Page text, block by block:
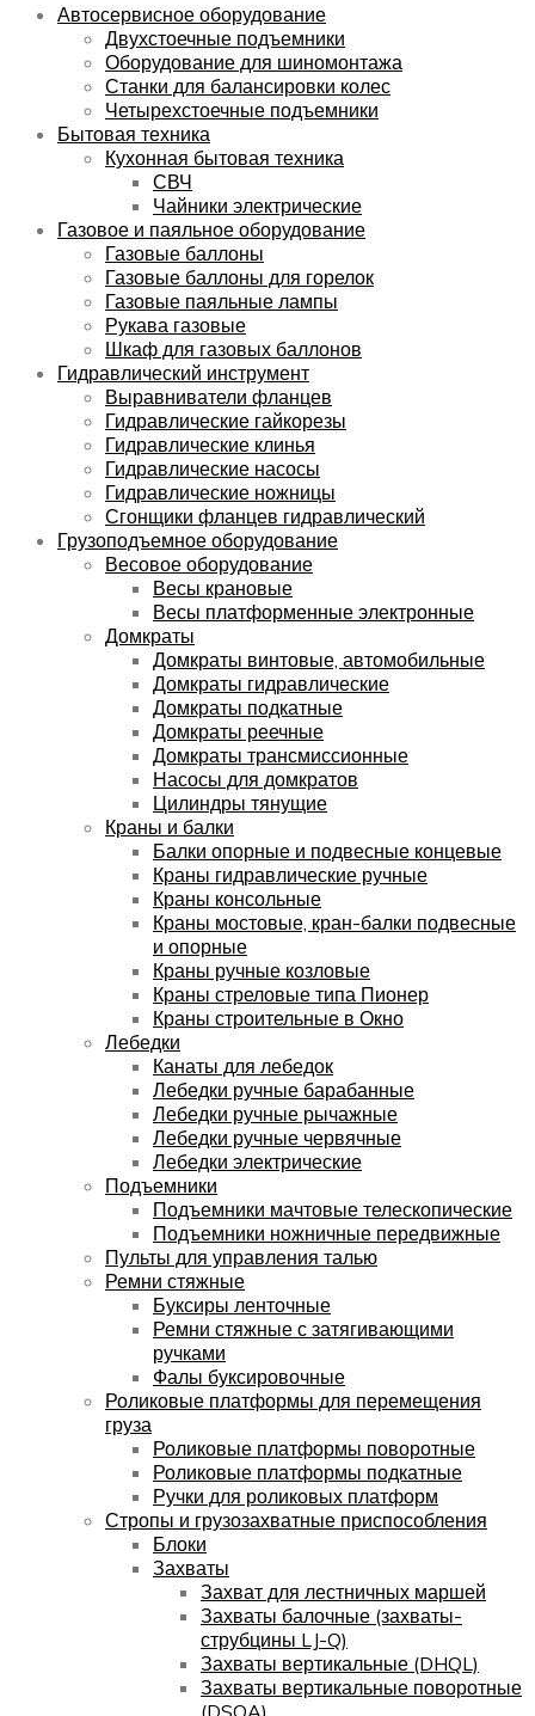
Автосервисное оборудование
Двухстоечные подъемники
Оборудование для шиномонтажа
Станки для балансировки колес
Четырехстоечные подъемники
Бытовая техника
Кухонная бытовая техника
СВЧ
Чайники электрические
Газовое и паяльное оборудование
Газовые баллоны
Газовые баллоны для горелок
Газовые паяльные лампы
Рукава газовые
Шкаф для газовых баллонов
Гидравлический инструмент
Выравниватели фланцев
Гидравлические гайкорезы
Гидравлические клинья
Гидравлические насосы
Гидравлические ножницы
Сгонщики фланцев гидравлический
Грузоподъемное оборудование
Весовое оборудование
Весы крановые
Весы платформенные электронные
Домкраты
Домкраты винтовые, автомобильные
Домкраты гидравлические
Домкраты подкатные
Домкраты реечные
Домкраты трансмиссионные
Насосы для домкратов
Цилиндры тянущие
Краны и балки
Балки опорные и подвесные концевые
Краны гидравлические ручные
Краны консольные
Краны мостовые, кран-балки подвесные
и опорные
Краны ручные козловые
Краны стреловые типа Пионер
Краны строительные в Окно
Лебедки
Канаты для лебедок
Лебедки ручные барабанные
Лебедки ручные рычажные
Лебедки ручные червячные
Лебедки электрические
Подъемники
Подъемники мачтовые телескопические
Подъемники ножничные передвижные
Пульты для управления талью
Ремни стяжные
Буксиры ленточные
Ремни стяжные с затягивающими
ручками
Фалы буксировочные
Роликовые платформы для перемещения
груза
Роликовые платформы поворотные
Роликовые платформы подкатные
Ручки для роликовых платформ
Стропы и грузозахватные приспособления
Блоки
Захваты
Захват для лестничных маршей
Захваты балочные (захваты-
струбцины LJ-Q)
Захваты вертикальные (DHQL)
Захваты вертикальные поворотные
(DSQA)